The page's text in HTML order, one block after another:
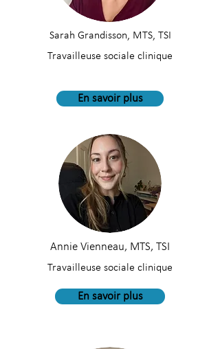
Sarah Grandisson, MTS, TSI
Travailleuse sociale clinique
En savoir plus
Annie Vienneau, MTS, TSI
Travailleuse sociale clinique
En savoir plus